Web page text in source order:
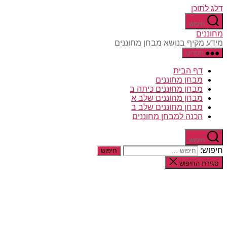
דלג לתוכן
חיפוש
מחוננים
מידע מקיף בנושא מבחן מחוננים
תפריט
דף הבית
מבחן מחוננים
מבחן מחוננים כיתה ב
מבחן מחוננים שלב א
מבחן מחוננים שלב ב
הכנה למבחן מחוננים
חיפוש
חיפוש:
סגירת החיפוש